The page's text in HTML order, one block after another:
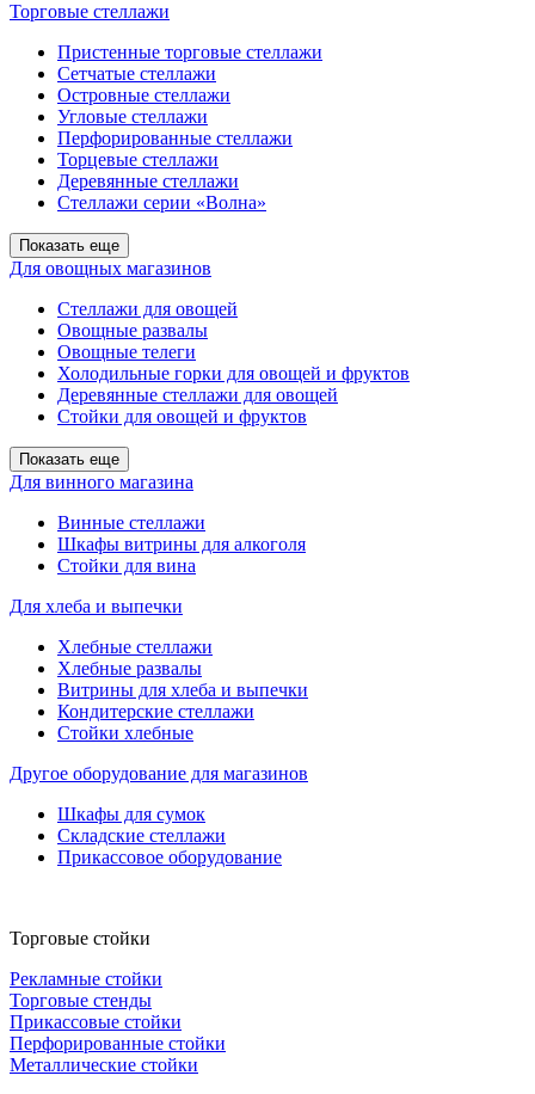
Торговые стеллажи
Пристенные торговые стеллажи
Сетчатые стеллажи
Островные стеллажи
Угловые стеллажи
Перфорированные стеллажи
Торцевые стеллажи
Деревянные стеллажи
Стеллажи серии «Волна»
Показать еще
Для овощных магазинов
Стеллажи для овощей
Овощные развалы
Овощные телеги
Холодильные горки для овощей и фруктов
Деревянные стеллажи для овощей
Стойки для овощей и фруктов
Показать еще
Для винного магазина
Винные стеллажи
Шкафы витрины для алкоголя
Стойки для вина
Для хлеба и выпечки
Хлебные стеллажи
Хлебные развалы
Витрины для хлеба и выпечки
Кондитерские стеллажи
Стойки хлебные
Другое оборудование для магазинов
Шкафы для сумок
Складские стеллажи
Прикассовое оборудование
Торговые стойки
Рекламные стойки
Торговые стенды
Прикассовые стойки
Перфорированные стойки
Металлические стойки